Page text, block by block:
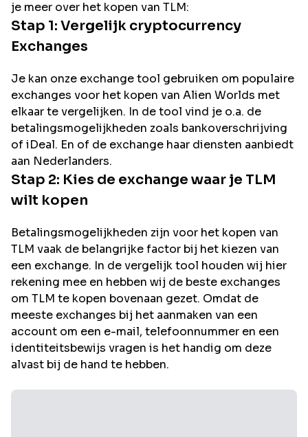
je meer over het kopen van TLM:
Stap 1: Vergelijk cryptocurrency
Exchanges
Je kan onze exchange tool gebruiken om populaire
exchanges voor het kopen van Alien Worlds met
elkaar te vergelijken. In de tool vind je o.a. de
betalingsmogelijkheden zoals bankoverschrijving
of iDeal. En of de exchange haar diensten aanbiedt
aan Nederlanders.
Stap 2: Kies de exchange waar je TLM
wilt kopen
Betalingsmogelijkheden zijn voor het kopen van
TLM vaak de belangrijke factor bij het kiezen van
een exchange. In de vergelijk tool houden wij hier
rekening mee en hebben wij de beste exchanges
om TLM te kopen bovenaan gezet. Omdat de
meeste exchanges bij het aanmaken van een
account om een e-mail, telefoonnummer en een
identiteitsbewijs vragen is het handig om deze
alvast bij de hand te hebben.